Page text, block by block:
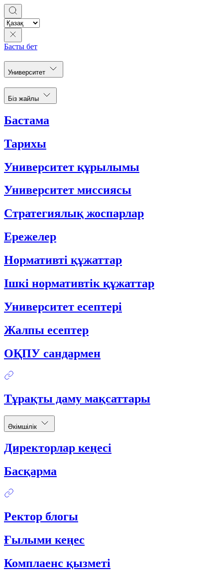
Басты бет
Университет
Біз жайлы
Бастама
Тарихы
Университет құрылымы
Университет миссиясы
Стратегиялық жоспарлар
Ережелер
Нормативті құжаттар
Ішкі нормативтік құжаттар
Университет есептері
Жалпы есептер
ОҚПУ сандармен
Тұрақты даму мақсаттары
Әкімшілік
Директорлар кеңесі
Басқарма
Ректор блогы
Ғылыми кеңес
Комплаенс қызметі